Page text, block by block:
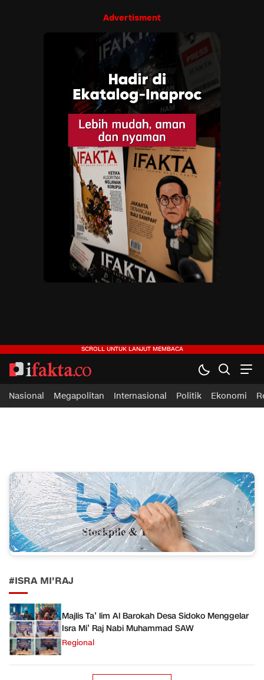
Advertisment
ifakta.co
#pastibenar
Nasional Megapolitan Internasional Politik Ekonomi
#ISRA MI'RAJ
Majlis Ta’ lim Al Barokah Desa Sidoko Menggelar
Isra Mi’ Raj Nabi Muhammad SAW
Regional